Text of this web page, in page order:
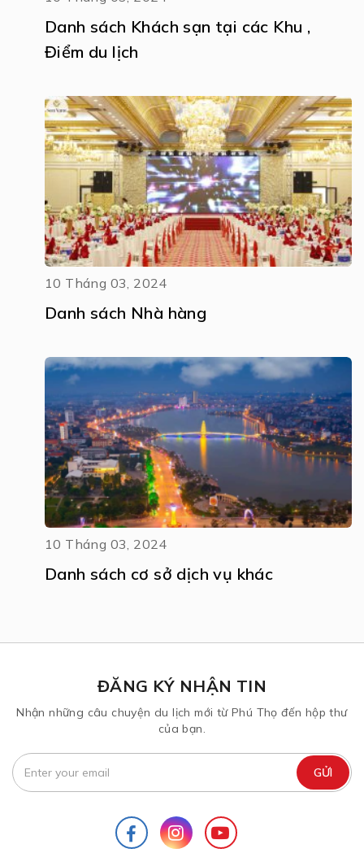
Danh sách Khách sạn tại các Khu ,
Điểm du lịch
10 Tháng 03, 2024
Danh sách Nhà hàng
10 Tháng 03, 2024
Danh sách cơ sở dịch vụ khác
ĐĂNG KÝ NHẬN TIN
Nhận những câu chuyện du lịch mới từ Phú Thọ đến hộp thư
của bạn.